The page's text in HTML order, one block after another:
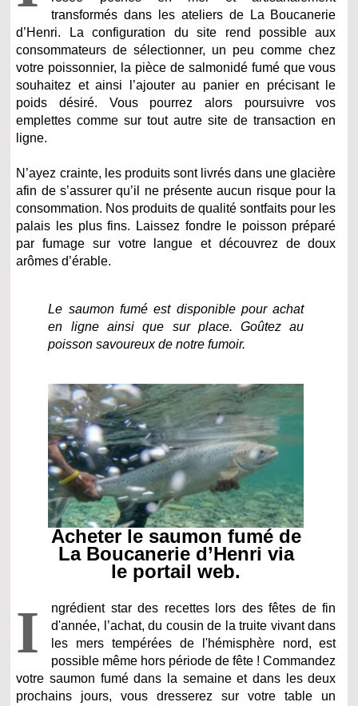
transformés dans les ateliers de La Boucanerie
d’Henri. La configuration du site rend possible aux
consommateurs de sélectionner, un peu comme chez
votre poissonnier, la pièce de salmonidé fumé que vous
souhaitez et ainsi l’ajouter au panier en précisant le
poids désiré. Vous pourrez alors poursuivre vos
emplettes comme sur tout autre site de transaction en
ligne.
N’ayez crainte, les produits sont livrés dans une glacière
afin de s’assurer qu’il ne présente aucun risque pour la
consommation. Nos produits de qualité sontfaits pour les
palais les plus fins. Laissez fondre le poisson préparé
par fumage sur votre langue et découvrez de doux
arômes d’érable.
Le saumon fumé est disponible pour achat
en ligne ainsi que sur place. Goûtez au
poisson savoureux de notre fumoir.
Acheter le saumon fumé de
La Boucanerie d’Henri via
le portail web.
I
ngrédient star des recettes lors des fêtes de fin
d'année, l’achat, du cousin de la truite vivant dans
les mers tempérées de l'hémisphère nord, est
possible même hors période de fête ! Commandez
votre saumon fumé dans la semaine et dans les deux
prochains jours, vous dresserez sur votre table un